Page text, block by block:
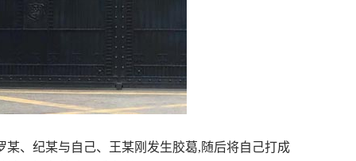
、纪某与自己、王某刚发生胶葛,随后将自己打成